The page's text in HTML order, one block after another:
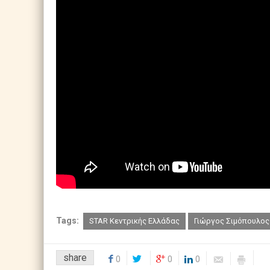
Tags: STAR Κεντρικής Ελλάδας Γιώργος Σιμόπουλος
share 0 0 0